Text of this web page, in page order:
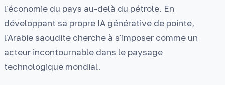
l'économie du pays au-delà du pétrole. En
développant sa propre IA générative de pointe,
l'Arabie saoudite cherche à s'imposer comme un
acteur incontournable dans le paysage
technologique mondial.